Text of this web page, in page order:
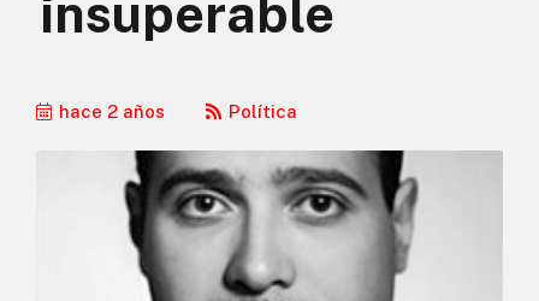
insuperable
hace 2 años Política